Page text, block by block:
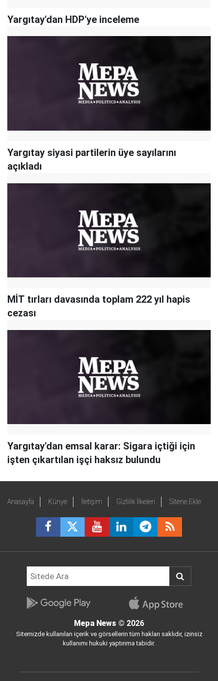
Yargıtay'dan HDP'ye inceleme
Yargıtay siyasi partilerin üye sayılarını
açıkladı
MİT tırları davasında toplam 222 yıl hapis
cezası
Yargıtay'dan emsal karar: Sigara içtiği için
işten çıkartılan işçi haksız bulundu
Anasayfa Künye İletişim Gizlilik İlkeleri Sitene Ekle
Mepa News © 2026
Sitemizde kullanılan içerik ve görsellerin tüm hakları saklıdır, izinsiz
kullanımı hukuki yaptırıma tabidir.